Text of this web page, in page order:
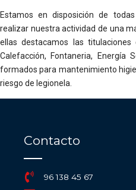
Estamos en disposición de
realizar nuestra actividad de una
ellas destacamos las
Calefacción, Fontaneria, Energía
formados para mantenimiento
riesgo de legionela.
Contacto
96 138 45 67